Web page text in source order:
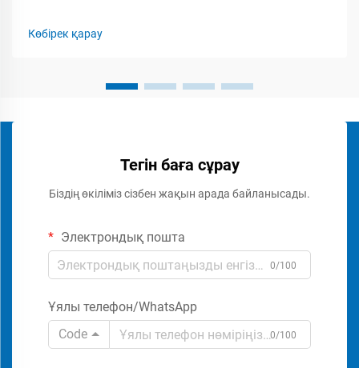
құрылымын түсіну маңызды. Бум-бариерлік қақпаққа...
Көбірек қарау
Тегін баға сұрау
Біздің өкіліміз сізбен жақын арада байланысады.
Электрондық пошта
0/100
Ұялы телефон/WhatsApp
Code
0/100